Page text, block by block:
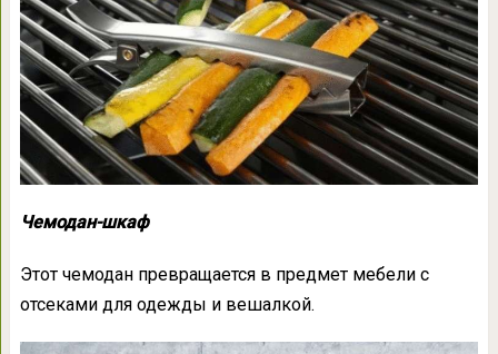
Чемодан-шкаф
Этот чемодан превращается в предмет мебели с
отсеками для одежды и вешалкой.